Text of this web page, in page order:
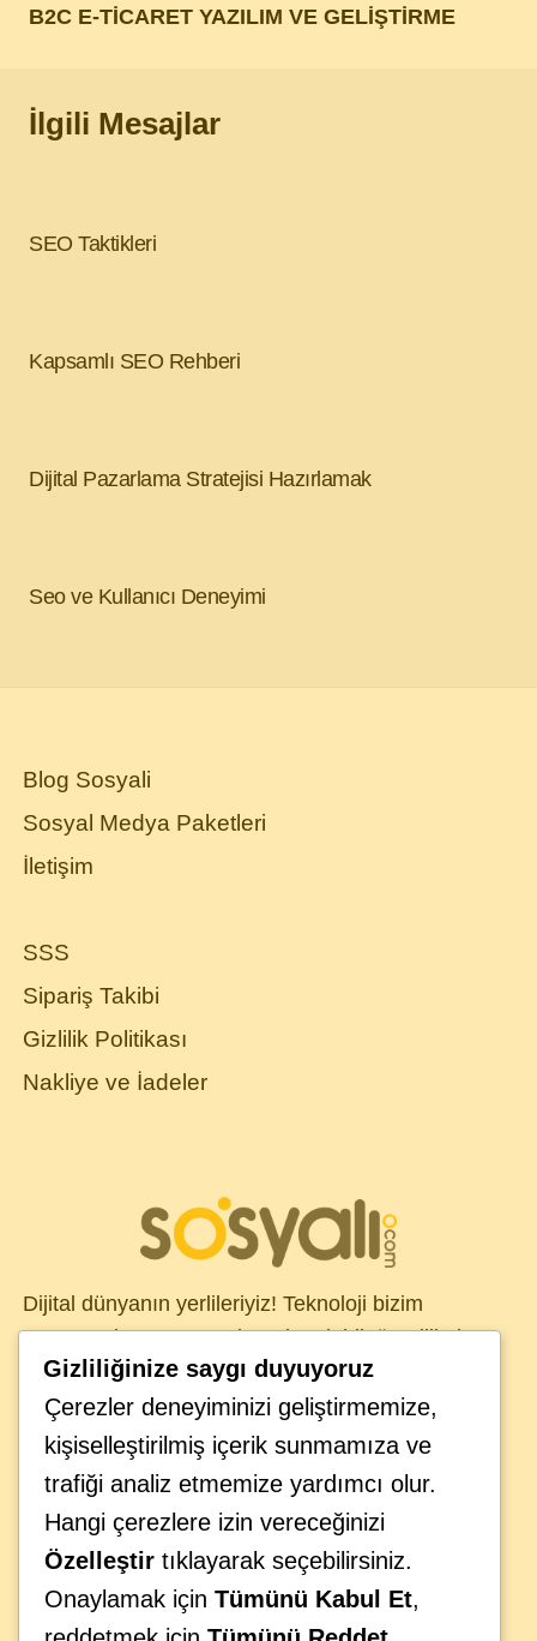
B2C E-TİCARET YAZILIM VE GELİŞTİRME
İlgili Mesajlar
SEO Taktikleri
Kapsamlı SEO Rehberi
Dijital Pazarlama Stratejisi Hazırlamak
Seo ve Kullanıcı Deneyimi
Blog Sosyali
Sosyal Medya Paketleri
İletişim
SSS
Sipariş Takibi
Gizlilik Politikası
Nakliye ve İadeler
Dijital dünyanın yerlileriyiz! Teknoloji bizim
DNA’mızda var. Sosyal medya dahil tüm dijital
kanallarda, global müşterilerimiz için çözümler
üretiyoruz. Sosyali ekibinizin ayrılmaz bir parçası
olarak görüyor, teknolojinin iş organizasyonlarının
geleceği üzerindeki etkisini anlıyoruz. Geleceğin
provasını bugünden yaparak iş hedeflerinize
ulaşmanıza yardımcı oluyoruz.
Gizliliğinize saygı duyuyoruz
Çerezler deneyiminizi geliştirmemize,
kişiselleştirilmiş içerik sunmamıza ve
trafiği analiz etmemize yardımcı olur.
Hangi çerezlere izin vereceğinizi
Özelleştir tıklayarak seçebilirsiniz.
Onaylamak için Tümünü Kabul Et,